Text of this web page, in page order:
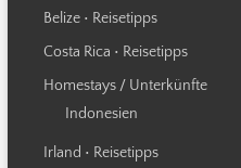
Belize • Reisetipps
Costa Rica • Reisetipps
Homestays / Unterkünfte
Indonesien
Irland • Reisetipps